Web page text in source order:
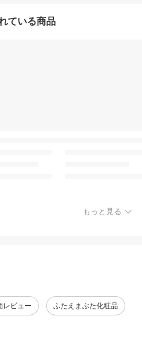
ている商品
もっと見る
レビュー ふたえまぶた化粧品